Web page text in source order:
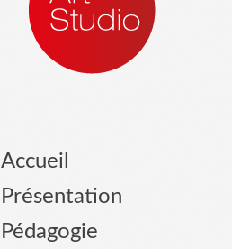
Accueil
Présentation
Pédagogie